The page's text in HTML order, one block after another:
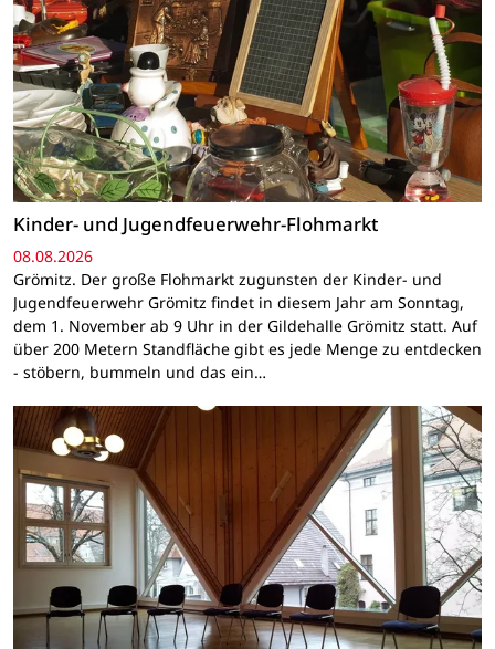
Kinder- und Jugendfeuerwehr-Flohmarkt
08.08.2026
Grömitz. Der große Flohmarkt zugunsten der Kinder- und
Jugendfeuerwehr Grömitz findet in diesem Jahr am Sonntag,
dem 1. November ab 9 Uhr in der Gildehalle Grömitz statt. Auf
über 200 Metern Standfläche gibt es jede Menge zu entdecken
- stöbern, bummeln und das ein…